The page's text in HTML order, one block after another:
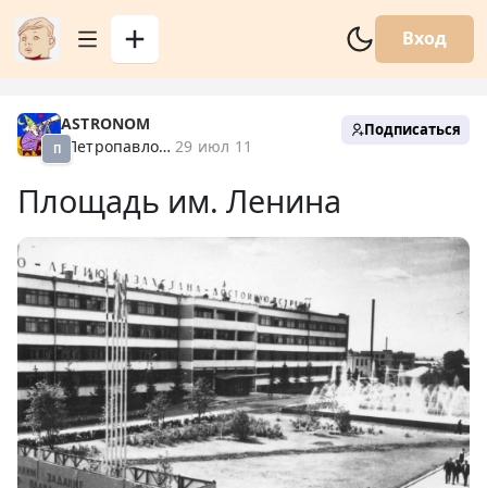
Вход
П
ASTRONOM
Петропавловск XX 29 июл 11
Подписаться
Площадь им. Ленина